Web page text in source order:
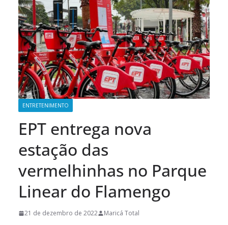
ENTRETENIMENTO
EPT entrega nova
estação das
vermelhinhas no Parque
Linear do Flamengo
21 de dezembro de 2022 Maricá Total